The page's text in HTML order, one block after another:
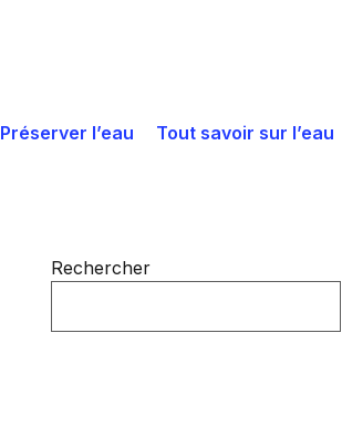
Préserver l’eau Tout savoir sur l’eau
Rechercher